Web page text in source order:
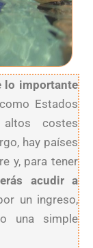
lo importante
Estados
costes
hay países
y, para tener
acudir a
un ingreso,
una simple